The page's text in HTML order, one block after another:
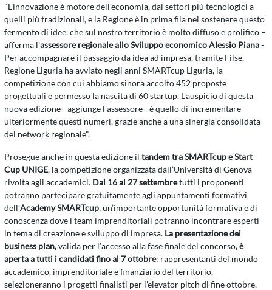
"L'innovazione è motore dell'economia, dai settori più tecnologici a
quelli più tradizionali, e la Regione è in prima fila nel sostenere questo
fermento di idee, che sul nostro territorio è molto diffuso e prolifico –
afferma l'assessore regionale allo Sviluppo economico Alessio Piana-
Per accompagnare il passaggio da idea ad impresa, tramite Filse,
Regione Liguria ha avviato negli anni SMARTcup Liguria, la
competizione con cui abbiamo sinora accolto 452 proposte
progettuali e permesso la nascita di 60 startup. L'auspicio di questa
nuova edizione - aggiunge l'assessore - è quello di incrementare
ulteriormente questi numeri, grazie anche a una sinergia consolidata
del network regionale".
Prosegue anche in questa edizione il tandem tra SMARTcup e Start
Cup UNIGE, la competizione organizzata dall’Università di Genova
rivolta agli accademici. Dal 16 al 27 settembretutti i proponenti
potranno partecipare gratuitamente agli appuntamenti formativi
dell'Academy SMARTcup, un’importante opportunità formativa e di
conoscenza dove i team imprenditoriali potranno incontrare esperti
in tema di creazione e sviluppo di impresa. La presentazione dei
business plan,valida per l’accesso alla fase finale del concorso, è
aperta a tutti i candidati fino al 7 ottobre: rappresentanti del mondo
accademico, imprenditoriale e finanziario del territorio,
selezioneranno i progetti finalisti per l'elevator pitch di fine ottobre,